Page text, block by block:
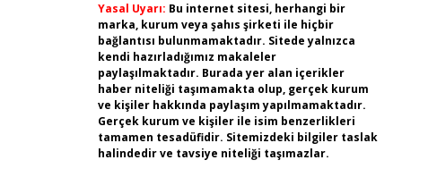
Yasal Uyarı: Bu internet sitesi, herhangi bir
marka, kurum veya şahıs şirketi ile hiçbir
bağlantısı bulunmamaktadır. Sitede yalnızca
kendi hazırladığımız makaleler
paylaşılmaktadır. Burada yer alan içerikler
haber niteliği taşımamakta olup, gerçek kurum
ve kişiler hakkında paylaşım yapılmamaktadır.
Gerçek kurum ve kişiler ile isim benzerlikleri
tamamen tesadüfidir. Sitemizdeki bilgiler taslak
halindedir ve tavsiye niteliği taşımazlar.